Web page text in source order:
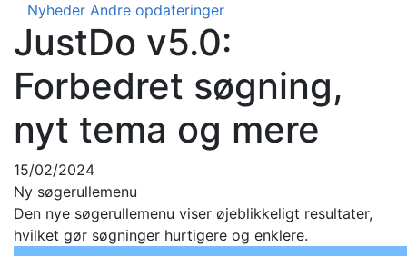
Nyheder Andre opdateringer
JustDo v5.0:
Forbedret søgning,
nyt tema og mere
15/02/2024
Ny søgerullemenu
Den nye søgerullemenu viser øjeblikkeligt resultater,
hvilket gør søgninger hurtigere og enklere.